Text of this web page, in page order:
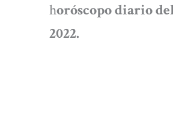
horóscopo diario
2022.